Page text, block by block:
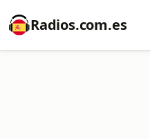
Radios.com.es